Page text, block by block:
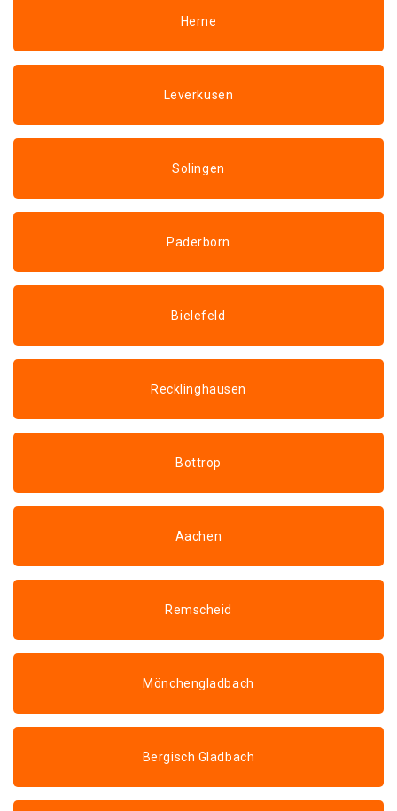
Herne
Leverkusen
Solingen
Paderborn
Bielefeld
Recklinghausen
Bottrop
Aachen
Remscheid
Mönchengladbach
Bergisch Gladbach